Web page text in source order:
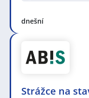
dnešní
Strážce na